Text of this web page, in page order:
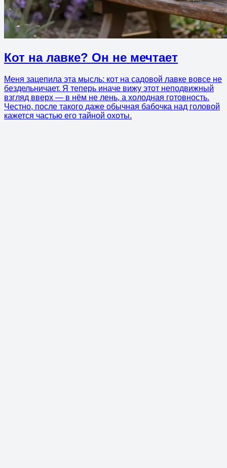
Кот на лавке? Он не мечтает
Меня зацепила эта мысль: кот на садовой лавке вовсе не
бездельничает. Я теперь иначе вижу этот неподвижный
взгляд вверх — в нём не лень, а холодная готовность.
Честно, после такого даже обычная бабочка над головой
кажется частью его тайной охоты.